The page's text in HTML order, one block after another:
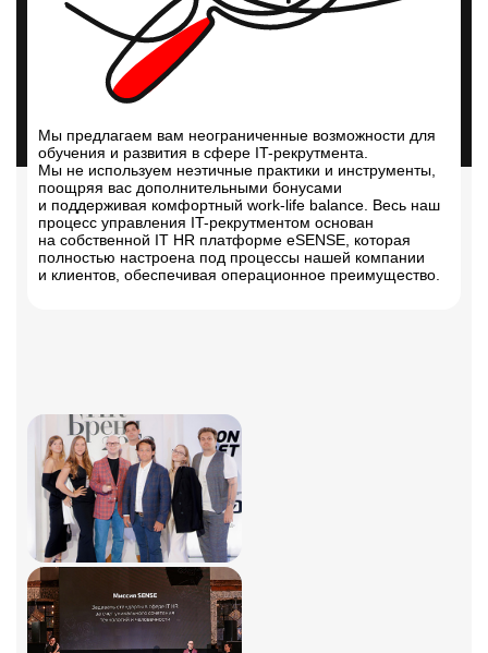
Мы предлагаем вам неограниченные возможности для
обучения и развития в сфере IT-рекрутмента.
Мы не используем неэтичные практики и инструменты,
поощряя вас дополнительными бонусами
и поддерживая комфортный work-life balance. Весь наш
процесс управления IT-рекрутментом основан
на собственной IT HR платформе eSENSE, которая
полностью настроена под процессы нашей компании
и клиентов, обеспечивая операционное преимущество.